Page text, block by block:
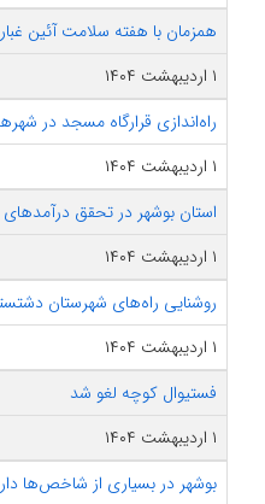
همزمان با هفته سلامت آئین
۱ اردیبهشت ۱۴۰۴
راه‌اندازی قرارگاه مسجد در
۱ اردیبهشت ۱۴۰۴
استان بوشهر در تحقق درآمدهای
۱ اردیبهشت ۱۴۰۴
روشنایی راه‌های شهرستان
۱ اردیبهشت ۱۴۰۴
فستیوال کوچه لغو شد
۱ اردیبهشت ۱۴۰۴
بوشهر در بسیاری از شاخص‌ها